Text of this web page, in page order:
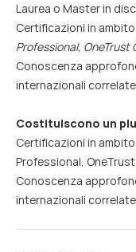
Laurea o Master in
Certificazioni in
Professional, OneTrust
Conoscenza
internazionali correlate
Costituiscono un
Certificazioni in
Professional,
Conoscenza
internazionali correlate